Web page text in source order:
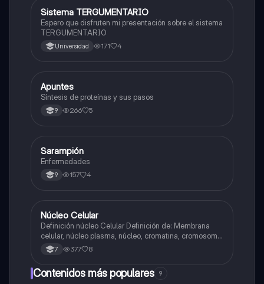
Biologia
Sistema TERGUMENTARIO
Espero que disfruten mi presentación sobre el sistema
TERGUMENTARIO
Universidad 171 4
Biologia
Apuntes
Síntesis de proteínas y sus pasos
9 266 5
Biologia
Sarampión
Enfermedades
9 157 4
Biologia
Núcleo Celular
Definición núcleo Celular Definición de: Membrana
celular, núcleo plasma, núcleo, cromatina, cromosoma
Interfase Fases de la interfase
7 377 8
Contenidos más populares 9